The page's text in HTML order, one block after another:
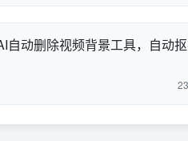
自动删除视频背景工具，自动